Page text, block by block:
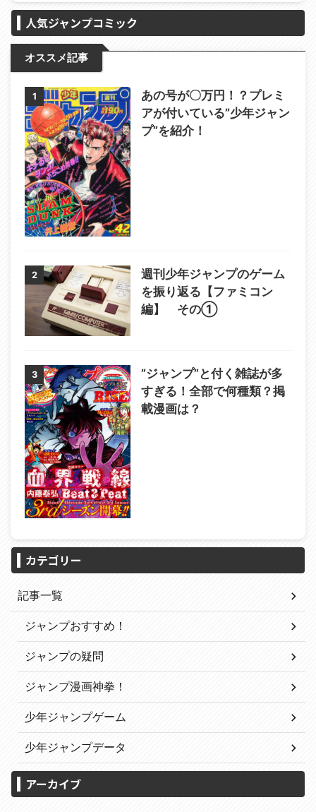
人気ジャンプコミック
オススメ記事
1
あの号が〇万円！？プレミ
アが付いている”少年ジャン
プ”を紹介！
2
週刊少年ジャンプのゲーム
を振り返る【ファミコン
編】 その①
3
”ジャンプ”と付く雑誌が多
すぎる！全部で何種類？掲
載漫画は？
カテゴリー
記事一覧
ジャンプおすすめ！
ジャンプの疑問
ジャンプ漫画神拳！
少年ジャンプゲーム
少年ジャンプデータ
アーカイブ